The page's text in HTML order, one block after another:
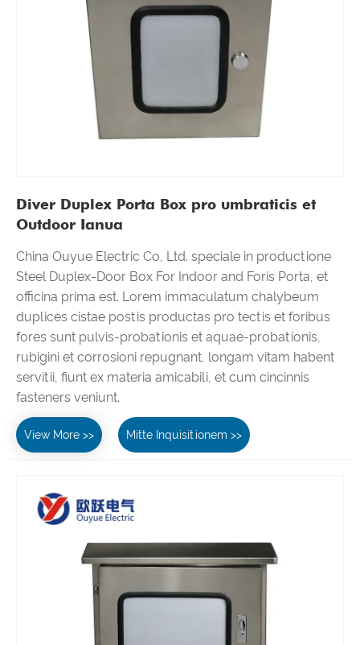
Diver Duplex Porta Box pro umbraticis et
Outdoor Ianua
China Ouyue Electric Co, Ltd. speciale in productione
Steel Duplex-Door Box For Indoor and Foris Porta, et
officina prima est. Lorem immaculatum chalybeum
duplices cistae postis productas pro tectis et foribus
fores sunt pulvis-probationis et aquae-probationis,
rubigini et corrosioni repugnant, longam vitam habent
servitii, fiunt ex materia amicabili, et cum cincinnis
fasteners veniunt.
View More >> Mitte Inquisitionem >>